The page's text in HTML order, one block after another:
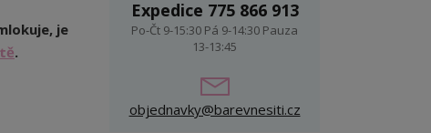
je
.
Expedice 775 866 913
Po-Čt 9-15:30 Pá 9-14:30 Pauza
13-13:45
objednavky@barevnesiti.cz